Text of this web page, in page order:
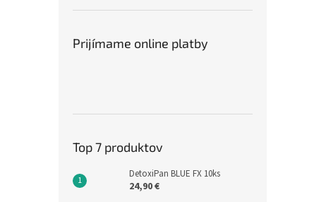
Prijímame online platby
Top 7 produktov
DetoxiPan BLUE FX 10ks
24,90 €